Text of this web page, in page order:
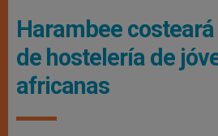
Harambee
de hostelería de
africanas